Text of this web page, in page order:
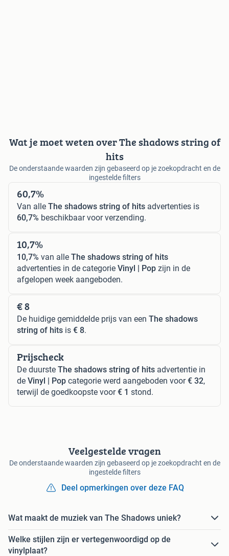
Wat je moet weten over The shadows string of
hits
De onderstaande waarden zijn gebaseerd op je zoekopdracht en de
ingestelde filters
60,7%
Van alle The shadows string of hits advertenties is
60,7% beschikbaar voor verzending.
10,7%
10,7% van alle The shadows string of hits
advertenties in de categorie Vinyl | Pop zijn in de
afgelopen week aangeboden.
€ 8
De huidige gemiddelde prijs van een The shadows
string of hits is € 8.
Prijscheck
De duurste The shadows string of hits advertentie in
de Vinyl | Pop categorie werd aangeboden voor€ 32,
terwijl de goedkoopste voor€ 1 stond.
Veelgestelde vragen
De onderstaande waarden zijn gebaseerd op je zoekopdracht en de
ingestelde filters
Deel opmerkingen over deze FAQ
Wat maakt de muziek van The Shadows uniek?
Welke stijlen zijn er vertegenwoordigd op de
vinylplaat?